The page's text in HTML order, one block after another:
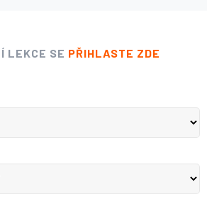
LEKCE SE PŘIHLASTE ZDE